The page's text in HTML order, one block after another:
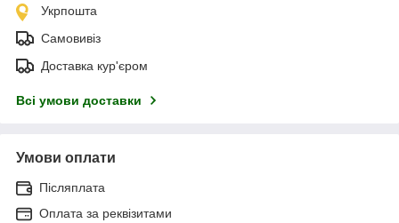
Укрпошта
Самовивіз
Доставка кур'єром
Всі умови доставки
Умови оплати
Післяплата
Оплата за реквізитами